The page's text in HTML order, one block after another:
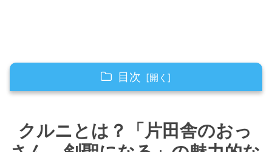
目次
る」の魅力的な剣士キャラ
ベリルの弟子で騎士団のムードメーカー
クルニとは？「片田舎のおっ